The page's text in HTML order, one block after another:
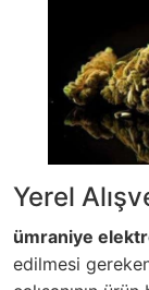
Yerel
ümraniye
edilmesi